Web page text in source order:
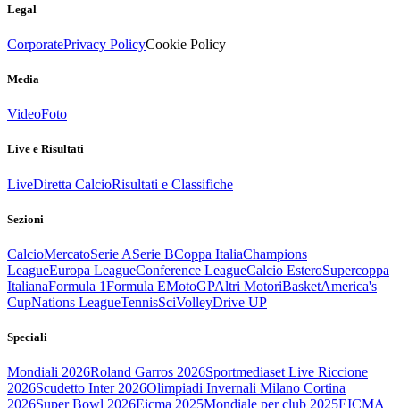
Legal
CorporatePrivacy PolicyCookie Policy
Media
VideoFoto
Live e Risultati
LiveDiretta CalcioRisultati e Classifiche
Sezioni
CalcioMercatoSerie ASerie BCoppa ItaliaChampions
LeagueEuropa LeagueConference LeagueCalcio EsteroSupercoppa
ItalianaFormula 1Formula EMotoGPAltri MotoriBasketAmerica's
CupNations LeagueTennisSciVolleyDrive UP
Speciali
Mondiali 2026Roland Garros 2026Sportmediaset Live Riccione
2026Scudetto Inter 2026Olimpiadi Invernali Milano Cortina
2026Super Bowl 2026Eicma 2025Mondiale per club 2025EICMA